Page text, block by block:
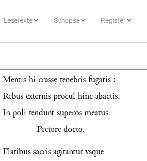
Lesetexte Synopse Register
Mentis hi crassę tenebris fugatis :
Rebus externis procul hinc abactis.
In poli tendunt superos meatus
Pectore docto.
Flatibus sacris agitantur vsque